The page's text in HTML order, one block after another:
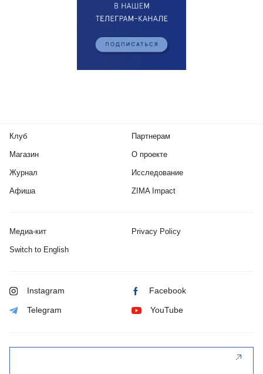
Клуб
Магазин
Журнал
Афиша
Партнерам
О проекте
Исследование
ZIMA Impact
Медиа-кит Privacy Policy
Switch to English
Instagram Facebook
Telegram YouTube